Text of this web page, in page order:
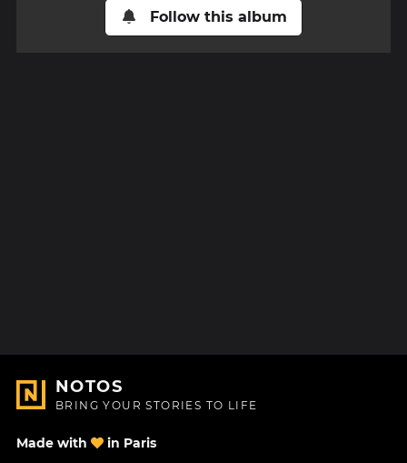
Follow this album
NOTOS
BRING YOUR STORIES TO LIFE
Made with in Paris